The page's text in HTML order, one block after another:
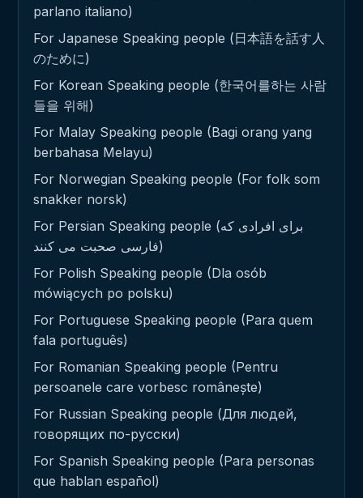
parlano italiano)
For Japanese Speaking people (日本語を話す人
のために)
For Korean Speaking people (한국어를하는 사람
들을 위해)
For Malay Speaking people (Bagi orang yang
berbahasa Melayu)
For Norwegian Speaking people (For folk som
snakker norsk)
For Persian Speaking people (برای افرادی که
فارسی صحبت می کنند)
For Polish Speaking people (Dla osób
mówiących po polsku)
For Portuguese Speaking people (Para quem
fala português)
For Romanian Speaking people (Pentru
persoanele care vorbesc românește)
For Russian Speaking people (Для людей,
говорящих по-русски)
For Spanish Speaking people (Para personas
que hablan español)